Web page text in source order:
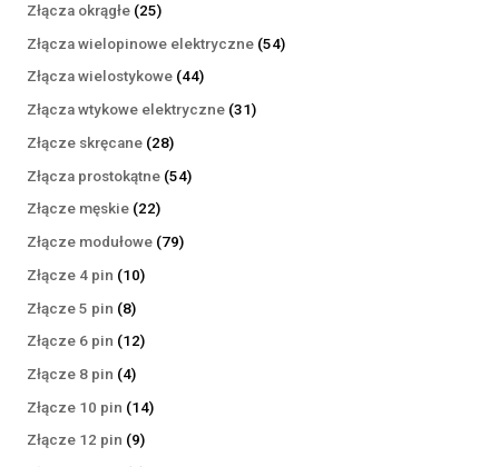
Złącza okrągłe 2525
produktów
Złącza wielopinowe elektryczne 5454
Złącza wielostykowe 4444
produkty
Złącza wtykowe elektryczne 3131
Złącze skręcane 2828
produktów
Złącza prostokątne 5454
Złącze męskie 2222
produkty
Złącze modułowe 7979
Złącze 4 pin 1010
Złącze 5 pin 88
produktów
Złącze 6 pin 1212
Złącze 8 pin 44
produkty
Złącze 10 pin 1414
Złącze 12 pin 99